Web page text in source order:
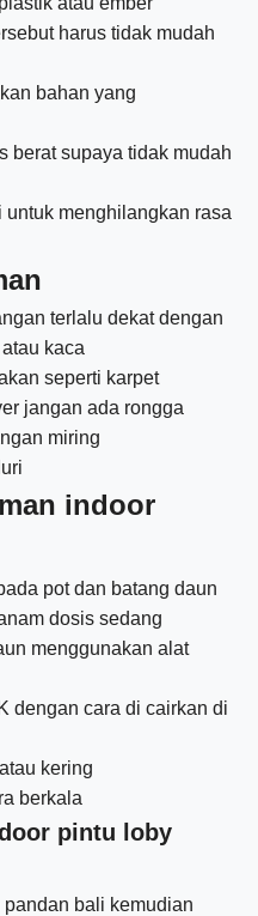
harus tidak mudah
bahan yang
berat supaya tidak mudah
menghilangkan rasa
terlalu dekat dengan
kaca
seperti karpet
jangan ada rongga
miring
indoor
pot dan batang daun
dosis sedang
menggunakan alat
dengan cara di cairkan di
kering
berkala
pintu loby
bali kemudian